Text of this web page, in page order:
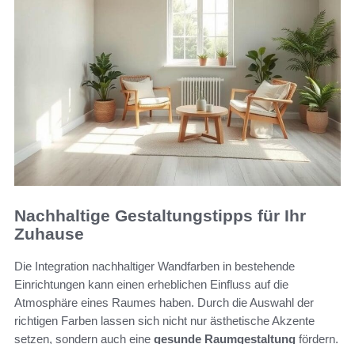
Nachhaltige Gestaltungstipps für Ihr
Zuhause
Die Integration nachhaltiger Wandfarben in bestehende
Einrichtungen kann einen erheblichen Einfluss auf die
Atmosphäre eines Raumes haben. Durch die Auswahl der
richtigen Farben lassen sich nicht nur ästhetische Akzente
setzen, sondern auch eine gesunde Raumgestaltung fördern.